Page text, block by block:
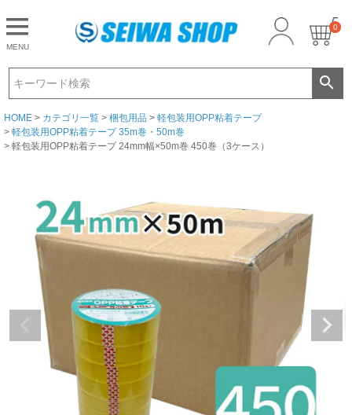
MENU
0
HOME カテゴリ一覧 梱包用品
軽包装用OPP粘着テープ
軽包装用OPP粘着テープ 35m巻・50m巻
軽包装用OPP粘着テープ 24mm幅×50m巻 450巻（3ケース）
CLOSE
ログイン
オーダーメイドテープシリーズ